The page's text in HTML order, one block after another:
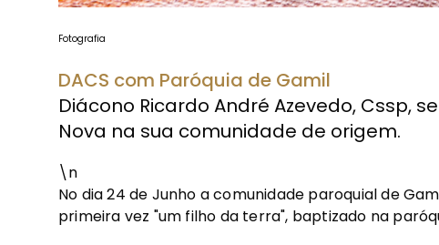
Fotografia
DACS com Paróquia de Gamil
Diácono Ricardo André Azevedo, Cssp,
Nova na sua comunidade de origem.
\n
No dia 24 de Junho a comunidade paroquial de
primeira vez "um filho da terra", baptizado na